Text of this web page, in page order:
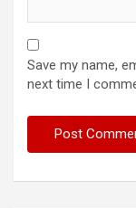
Save my name,
next time I